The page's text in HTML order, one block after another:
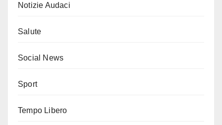
Notizie Audaci
Salute
Social News
Sport
Tempo Libero